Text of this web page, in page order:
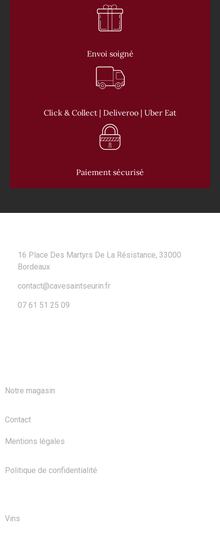
Envoi soigné
Click & Collect | Deliveroo | Uber Eat
Paiement sécurisé
16 Place Des Martyrs De La Résistance, 33000
Bordeaux
contact@cavesaintseurin.fr
07 61 51 25 09
Notre magasin
Contact
Mentions légales
Politique de confidentialité
Vins